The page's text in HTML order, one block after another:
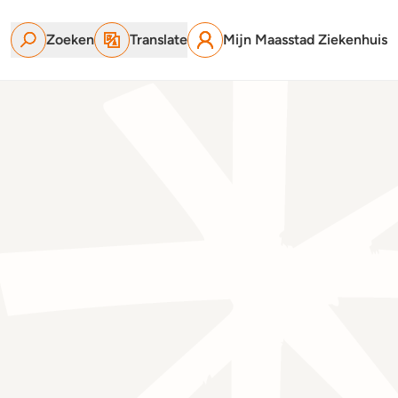
Zoeken Translate Mijn Maasstad Ziekenhuis